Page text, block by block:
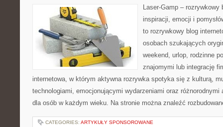
Laser-Gamp – rozrywkowy
inspiracji, emocji i
to rozrywkowy blog
osobach szukających
weekend, urlop, rodzinne
znajomymi lub integrację
internetowa, w którym aktywna rozrywka spotyka się z kulturą,
technologiami, emocjonującymi wydarzeniami oraz
dla osób w każdym wieku. Na stronie można znaleźć
CATEGORIES: ARTYKUŁY SPONSOROWANE